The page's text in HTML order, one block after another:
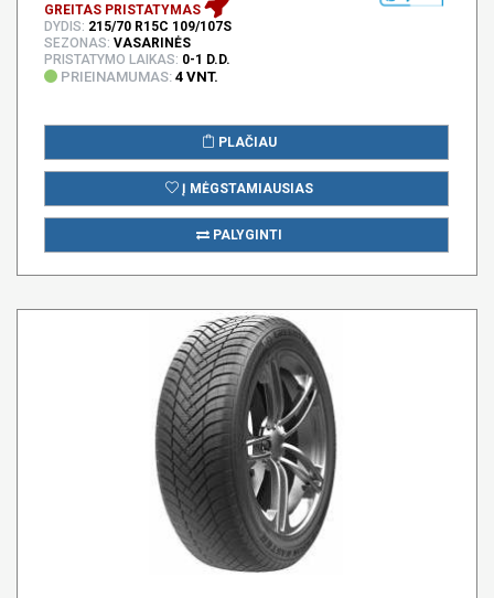
GREITAS PRISTATYMAS
DYDIS: 215/70 R15C 109/107S
SEZONAS: VASARINĖS
PRISTATYMO LAIKAS: 0-1 D.D.
PRIEINAMUMAS: 4 VNT.
PLAČIAU
Į MĖGSTAMIAUSIAS
PALYGINTI